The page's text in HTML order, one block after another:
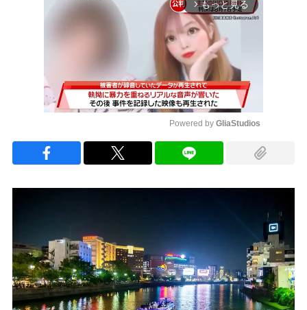
arrow_forward_ios もっと見る
Powered by GliaStudios